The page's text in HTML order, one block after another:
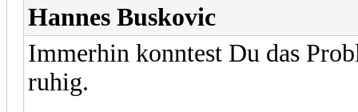
Hannes Buskovic
Immerhin konntest Du das
ruhig.